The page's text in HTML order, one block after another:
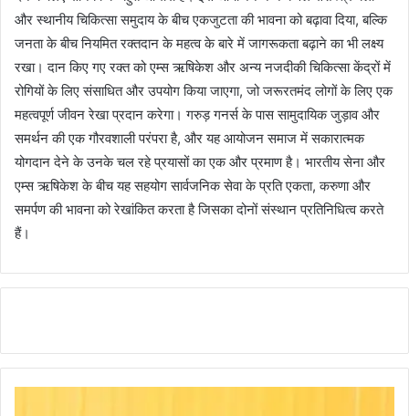
और स्थानीय चिकित्सा समुदाय के बीच एकजुटता की भावना को बढ़ावा दिया, बल्कि
जनता के बीच नियमित रक्तदान के महत्व के बारे में जागरूकता बढ़ाने का भी लक्ष्य
रखा। दान किए गए रक्त को एम्स ऋषिकेश और अन्य नजदीकी चिकित्सा केंद्रों में
रोगियों के लिए संसाधित और उपयोग किया जाएगा, जो जरूरतमंद लोगों के लिए एक
महत्वपूर्ण जीवन रेखा प्रदान करेगा। गरुड़ गनर्स के पास सामुदायिक जुड़ाव और
समर्थन की एक गौरवशाली परंपरा है, और यह आयोजन समाज में सकारात्मक
योगदान देने के उनके चल रहे प्रयासों का एक और प्रमाण है। भारतीय सेना और
एम्स ऋषिकेश के बीच यह सहयोग सार्वजनिक सेवा के प्रति एकता, करुणा और
समर्पण की भावना को रेखांकित करता है जिसका दोनों संस्थान प्रतिनिधित्व करते
हैं।